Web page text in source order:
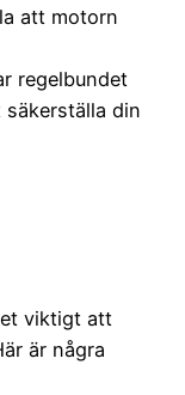
att motorn
regelbundet
din
viktigt att
är några